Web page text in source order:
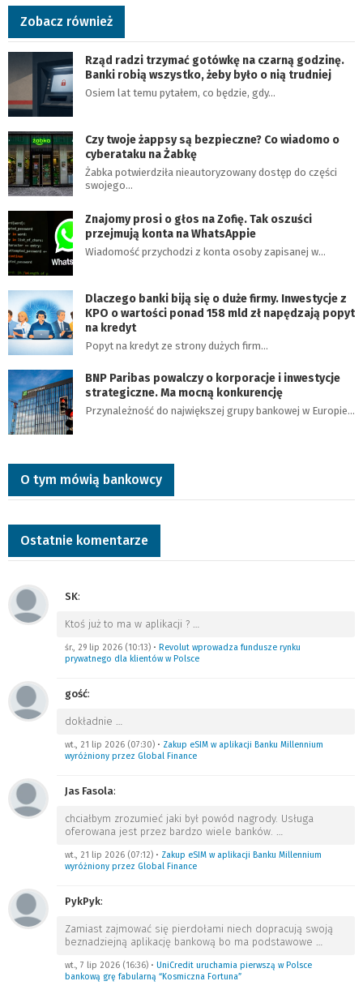
Zobacz również
Rząd radzi trzymać gotówkę na czarną godzinę.
Banki robią wszystko, żeby było o nią trudniej
Osiem lat temu pytałem, co będzie, gdy…
Czy twoje żappsy są bezpieczne? Co wiadomo o
cyberataku na Żabkę
Żabka potwierdziła nieautoryzowany dostęp do części
swojego…
Znajomy prosi o głos na Zofię. Tak oszuści
przejmują konta na WhatsAppie
Wiadomość przychodzi z konta osoby zapisanej w…
Dlaczego banki biją się o duże firmy. Inwestycje z
KPO o wartości ponad 158 mld zł napędzają popyt
na kredyt
Popyt na kredyt ze strony dużych firm…
BNP Paribas powalczy o korporacje i inwestycje
strategiczne. Ma mocną konkurencję
Przynależność do największej grupy bankowej w Europie…
O tym mówią bankowcy
Ostatnie komentarze
SK:
Ktoś już to ma w aplikacji ? …
śr., 29 lip 2026 (10:13) • Revolut wprowadza fundusze rynku
prywatnego dla klientów w Polsce
gość:
dokładnie …
wt., 21 lip 2026 (07:30) • Zakup eSIM w aplikacji Banku Millennium
wyróżniony przez Global Finance
Jas Fasola:
chciałbym zrozumieć jaki był powód nagrody. Usługa
oferowana jest przez bardzo wiele banków. …
wt., 21 lip 2026 (07:12) • Zakup eSIM w aplikacji Banku Millennium
wyróżniony przez Global Finance
PykPyk:
Zamiast zajmować się pierdołami niech dopracują swoją
beznadziejną aplikację bankową bo ma podstawowe …
wt., 7 lip 2026 (16:36) • UniCredit uruchamia pierwszą w Polsce
bankową grę fabularną “Kosmiczna Fortuna”